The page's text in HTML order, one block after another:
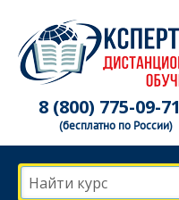
8 (800) 775-09-71
(бесплатно по России)
Найти курс